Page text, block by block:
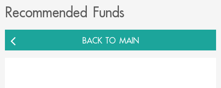
Recommended Funds
BACK TO MAIN